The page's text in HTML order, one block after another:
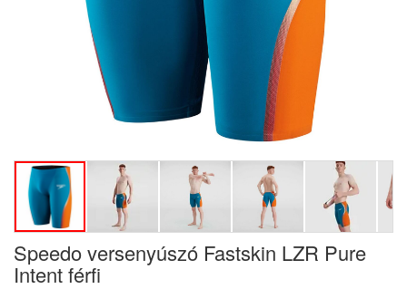
Speedo versenyúszó Fastskin LZR Pure
Intent férfi